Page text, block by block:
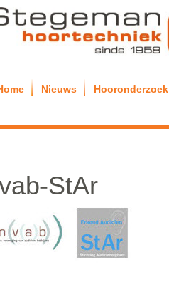
Nieuws Hooronderzoek
StAr